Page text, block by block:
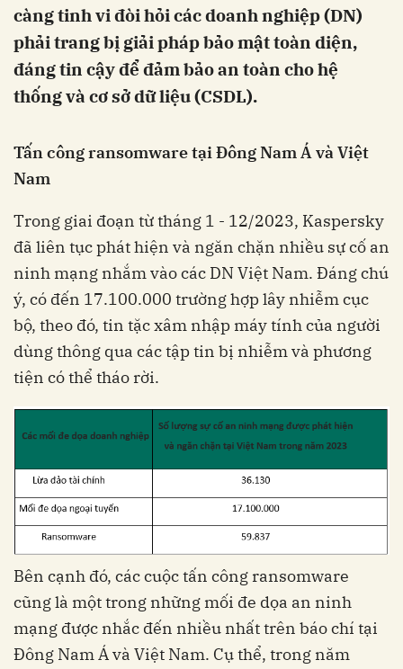
càng tinh vi đòi hỏi các doanh nghiệp (DN)
phải trang bị giải pháp bảo mật toàn diện,
đáng tin cậy để đảm bảo an toàn cho hệ
thống và cơ sở dữ liệu (CSDL).
Tấn công ransomwaretại Đông Nam Á và Việt
Nam
Trong giai đoạn từ tháng 1 - 12/2023, Kaspersky
đã liên tục phát hiện và ngăn chặn nhiều sự cố an
ninh mạng nhắm vào các DN Việt Nam. Đáng chú
ý, có đến 17.100.000 trường hợp lây nhiễm cục
bộ, theo đó, tin tặc xâm nhập máy tính của người
dùng thông qua các tập tin bị nhiễm và phương
tiện có thể tháo rời.
Bên cạnh đó, các cuộc tấn công ransomware
cũng là một trong những mối đe dọa an ninh
mạng được nhắc đến nhiều nhất trên báo chí tại
Đông Nam Á và Việt Nam. Cụ thể, trong năm